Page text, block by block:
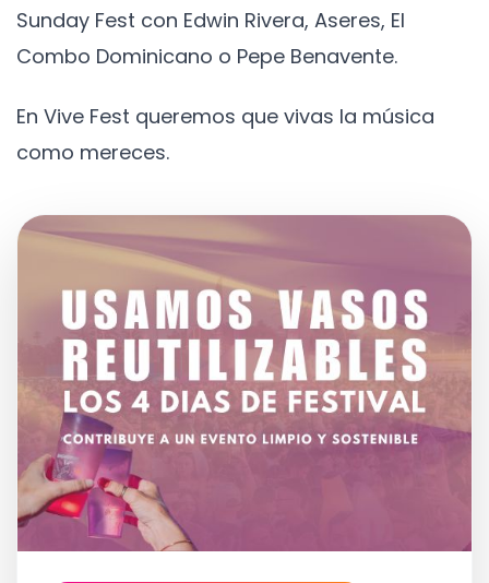
Sunday Fest con Edwin Rivera, Aseres, El
Combo Dominicano o Pepe Benavente.
En Vive Fest queremos que vivas la música
como mereces.